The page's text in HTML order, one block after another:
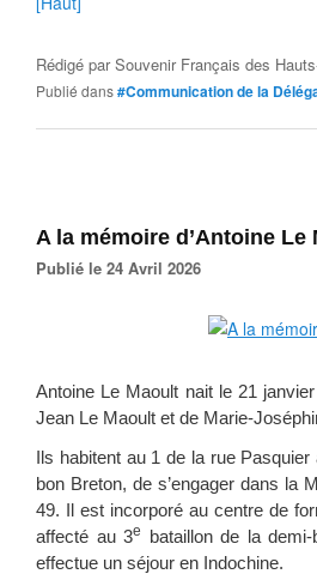
Rédigé parSouvenir Français des
Publié dans#Communication de la
A la mémoire d’Antoine
Publié le 24 Avril 2026
Antoine Le Maoult nait le 21
Jean Le Maoult et de Marie-
Ils habitent au 1 de la rue
bon Breton, de s’engager dans la
49. Il est incorporé au centre de
affecté au 3e
bataillon de la
effectue un séjour en Indochine.